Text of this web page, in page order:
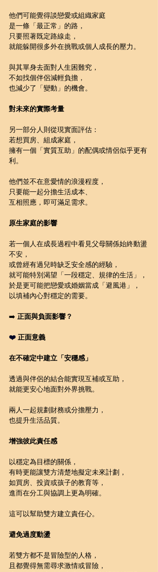
他們可能覺得談戀愛或組織家庭
是一條「最正常」的路，
只要照著既定路線走，
就能躲開很多外在挑戰或個人成長的壓力。
與其單身去面對人生困難究，
不如找個伴侶減輕負擔，
也減少了「變動」的機會。
對未來的實際考量
另一部分人則從現實面評估：
若想買房、組成家庭，
擁有一個「實質互助」的配偶或情侶似乎更有
利。
他們並不在意愛情的浪漫程度，
只要能一起分擔生活成本、
互相照應，即可滿足需求。
原生家庭的影響
若一個人在成長過程中看見父母關係始終動盪
不安，
或曾經有過兒時缺乏安全感的經驗，
就可能特別渴望「一段穩定、規律的生活」，
於是更可能把戀愛或婚姻當成「避風港」，
以填補內心對穩定的需要。
➡️ 正面與負面影響？
❤️ 正面意義
在不確定中建立「安穩感」
透過與伴侶的結合能實現互補或互助，
就能更安心地面對外界挑戰。
兩人一起規劃財務或分擔壓力，
也提升生活品質。
增強彼此責任感
以穩定為目標的關係，
有時更能讓雙方清楚地擬定未來計劃，
如買房、投資或孩子的教育等，
進而在分工與協調上更為明確。
這可以幫助雙方建立責任心。
避免過度動盪
若雙方都不是冒險型的人格，
且都覺得無需尋求激情或冒險，